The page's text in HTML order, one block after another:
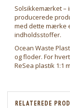
Solsikkemærket –
producerede
med dette mærke
indholdsstoffer.
Ocean Waste
og floder. For
ReSea plastik 1:1
RELATEREDE